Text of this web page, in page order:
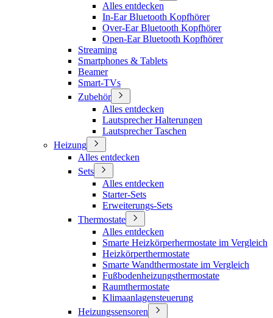
Alles entdecken
In-Ear Bluetooth Kopfhörer
Over-Ear Bluetooth Kopfhörer
Open-Ear Bluetooth Kopfhörer
Streaming
Smartphones & Tablets
Beamer
Smart-TVs
Zubehör
Alles entdecken
Lautsprecher Halterungen
Lautsprecher Taschen
Heizung
Alles entdecken
Sets
Alles entdecken
Starter-Sets
Erweiterungs-Sets
Thermostate
Alles entdecken
Smarte Heizkörperhermostate im Vergleich
Heizkörperthermostate
Smarte Wandthermostate im Vergleich
Fußbodenheizungsthermostate
Raumthermostate
Klimaanlagensteuerung
Heizungssensoren